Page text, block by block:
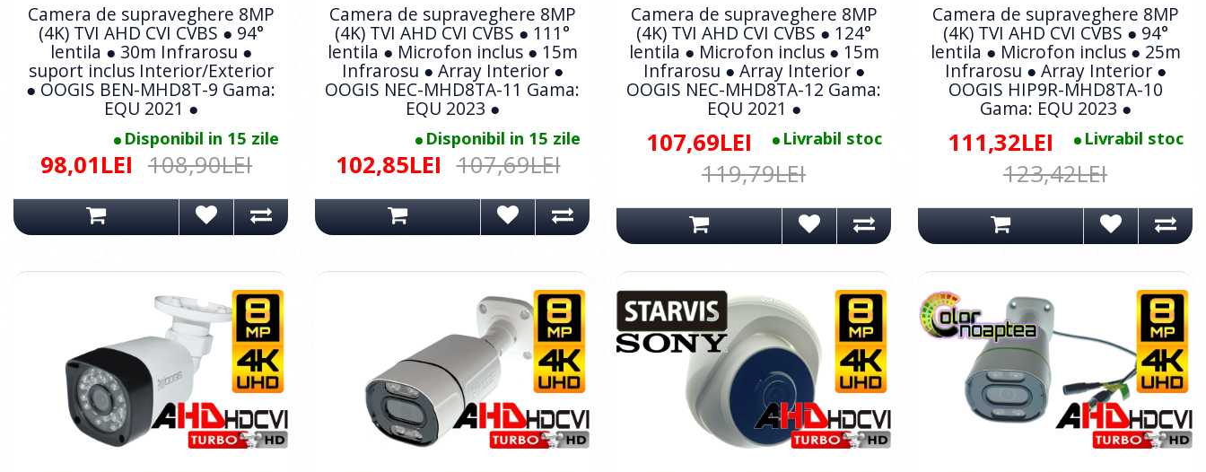
Camera de supraveghere 8MP
(4K) TVI AHD CVI CVBS ● 94°
lentila ● 30m Infrarosu ●
suport inclus Interior/Exterior
● OOGIS BEN-MHD8T-9 Gama:
EQU 2021 ●
Disponibil in 15 zile
98,01LEI 108,90LEI
Camera de supraveghere 8MP
(4K) TVI AHD CVI CVBS ● 111°
lentila ● Microfon inclus ● 15m
Infrarosu ● Array Interior ●
OOGIS NEC-MHD8TA-11 Gama:
EQU 2023 ●
Disponibil in 15 zile
102,85LEI 107,69LEI
Camera de supraveghere 8MP
(4K) TVI AHD CVI CVBS ● 124°
lentila ● Microfon inclus ● 15m
Infrarosu ● Array Interior ●
OOGIS NEC-MHD8TA-12 Gama:
EQU 2021 ●
Livrabil stoc
107,69LEI
119,79LEI
Camera de supraveghere 8MP
(4K) TVI AHD CVI CVBS ● 94°
lentila ● Microfon inclus ● 25m
Infrarosu ● Array Interior ●
OOGIS HIP9R-MHD8TA-10
Gama: EQU 2023 ●
Livrabil stoc
111,32LEI
123,42LEI